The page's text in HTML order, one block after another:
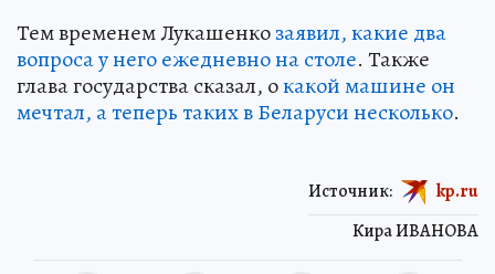
Тем временем Лукашенкозаявил, какие два
вопроса у него ежедневно на столе. Также
глава государства сказал, окакой машине он
мечтал, а теперь таких в Беларуси несколько.
Кира ИВАНОВА
Источник: kp.ru